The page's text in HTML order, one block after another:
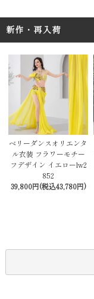
新作・再入荷
ベリーダンスオリエンタ
ル衣装 フラワーモチー
フデザイン イエローlw2
852
39,800円(税込43,780円)